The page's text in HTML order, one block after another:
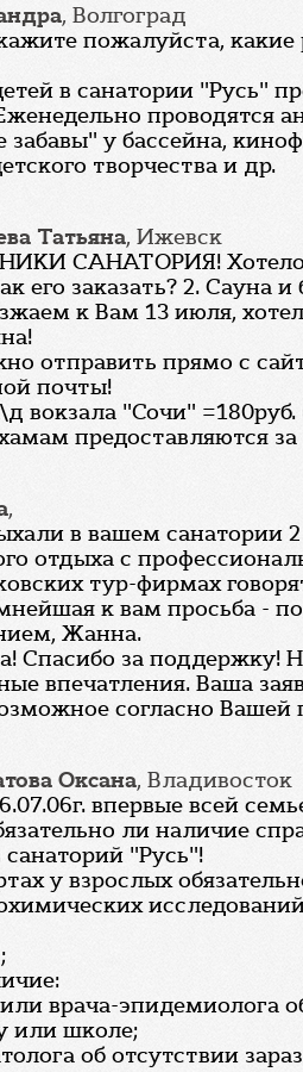
, Волгоград
пожалуйста,
в санатории "Русь"
проводятся
забавы" у бассейна,
творчества и др.
Татьяна, Ижевск
САНАТОРИЯ!
его заказать? 2. Сауна
к Вам 13 июля,
отправить прямо с
почты!
вокзала "Сочи"
предоставляются
,
в вашем санатории
отдыха с
тур-фирмах
к вам просьба -
Жанна.
Спасибо за поддержку!
впечатления. Ваша
согласно
Оксана, Владивосток
впервые всей
ли наличие
"Русь"!
у взрослых
врача-
или школе;
об отсутствии